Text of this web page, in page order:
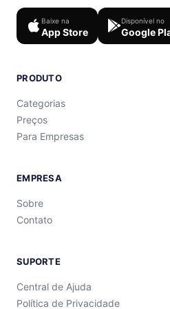
Baixe na
App Store
Disponível no
Google
PRODUTO
Categorias
Preços
Para Empresas
EMPRESA
Sobre
Contato
SUPORTE
Central de Ajuda
Política de Privacidade